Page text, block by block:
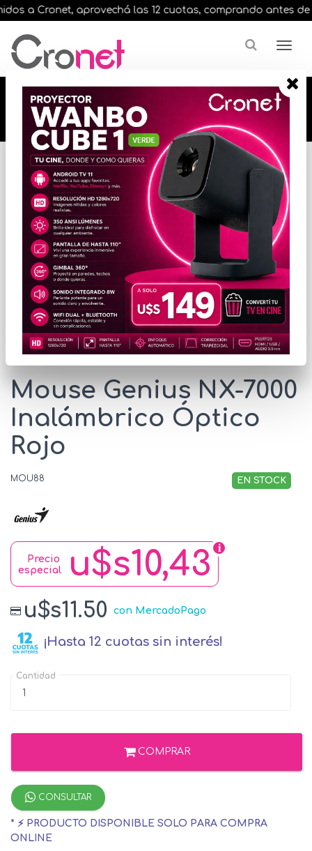
a Cronet, aprovechá las 12 cuotas, comprando antes de
🔥🔥🔥 12 cuotas, en todos nuestros artículos,
comprando antes de las 13 hrs. envíos en el
día 🔥🔥🔥
Inicio
VARIOS INFORMATICA
TECLADOS Y MOUSE
* Las imágenes se exhiben con fines ilustrativos.
Mouse Genius NX-7000
Inalámbrico Óptico
Rojo
MOU88 EN STOCK
u$s10,43
Precio
especial
u$s11.50 con MercadoPago
¡Hasta 12 cuotas sin interés!
Cantidad
COMPRAR
CONSULTAR
* ⚡ PRODUCTO DISPONIBLE SOLO PARA COMPRA
ONLINE